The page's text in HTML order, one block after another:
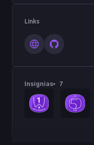
Links
Insígnias 7